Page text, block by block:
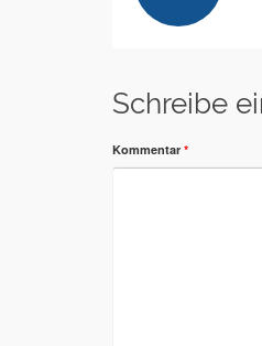
Schreibe
Kommentar *